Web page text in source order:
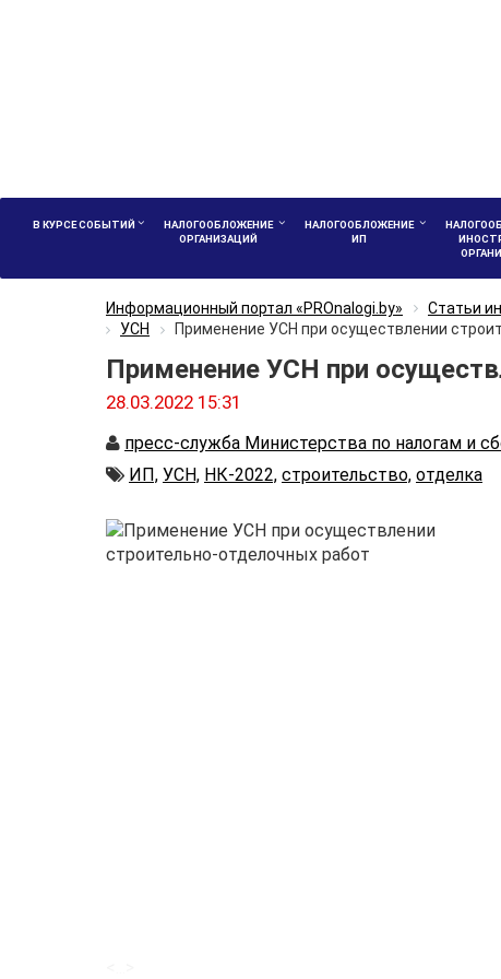
В КУРСЕ СОБЫТИЙ
НАЛОГООБЛОЖЕНИЕ
ОРГАНИЗАЦИЙ
НАЛОГООБЛОЖЕНИЕ
ИП
Информационный портал «PROnalogi.by» Статьи
УСН
Применение УСН при осуществлении
Применение УСН при
28.03.2022 15:31
Автор
пресс-служба Министерства по налогам и
Автор
ИП, УСН, НК-2022, строительство, отделка